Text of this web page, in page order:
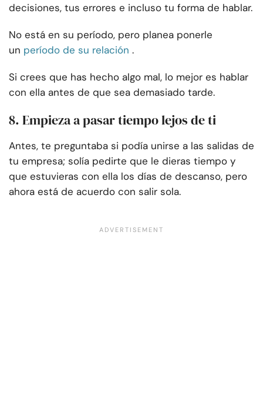
decisiones, tus errores e incluso tu forma de hablar.
No está en su período, pero planea ponerle
un período de su relación .
Si crees que has hecho algo mal, lo mejor es hablar
con ella antes de que sea demasiado tarde.
8. Empieza a pasar tiempo lejos de ti
Antes, te preguntaba si podía unirse a las salidas de
tu empresa; solía pedirte que le dieras tiempo y
que estuvieras con ella los días de descanso, pero
ahora está de acuerdo con salir sola.